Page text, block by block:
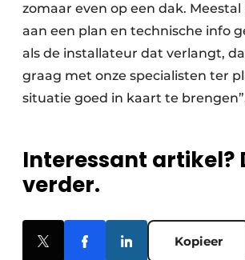
zomaar even op een dak.
aan een plan en technische info
als de installateur dat verlangt,
graag met onze specialisten ter
situatie goed in kaart te
Interessant artikel?
verder.
Kopieer